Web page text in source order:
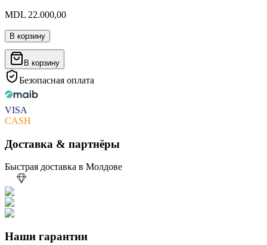
MDL 22.000,00
В корзину
В корзину
Безопасная оплата
VISA
CASH
Доставка & партнёры
Быстрая доставка в Молдове
Наши гарантии